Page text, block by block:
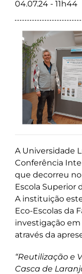
04.07.24 - 11h44
A Universidade
Conferência
que decorreu
Escola Superior
A instituição
Eco-Escolas da
investigação
através da
“Reutilização e
Casca de